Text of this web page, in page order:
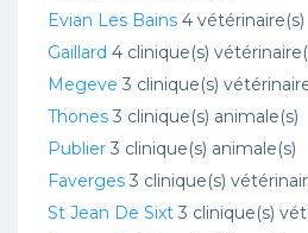
Evian Les Bains 4 vétérinaire(s)
Gaillard 4 clinique(s)
Megeve 3 clinique(s)
Thones 3 clinique(s) animale(s)
Publier 3 clinique(s) animale(s)
Faverges 3 clinique(s)
St Jean De Sixt 3 clinique(s)